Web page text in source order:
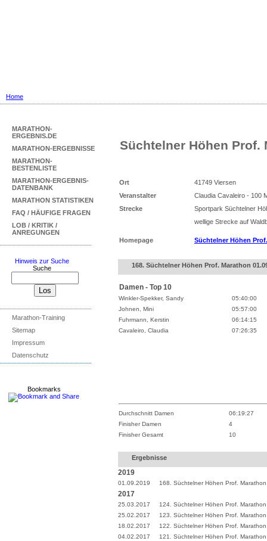
Home
MARATHON-
ERGEBNIS.DE
MARATHON-ERGEBNISSE
MARATHON-
BESTENLISTE
MARATHON-ERGEBNIS-
DATENBANK
MARATHON STATISTIKEN
FAQ / HÄUFIGE FRAGEN
LOB / KRITIK /
ANREGUNGEN
Hinweis zur Suche
Suche
Marathon-Training
Sitemap
Impressum
Datenschutz
Bookmarks
Süchtelner Höhen Prof.
Ort
41749 Viersen
Veranstalter
Claudia Cavaleiro - 100
Strecke
Sportpark Süchtelner
wellige Strecke auf
Homepage Süchtelner Höhen
168. Süchtelner Höhen Prof. Marathon
Damen - Top 10
Winkler-Spekker, Sandy
05:40:00
Johnen, Mini
05:57:00
Fuhrmann, Kerstin
06:14:15
Cavaleiro, Claudia
07:26:35
Durchschnitt Damen
06:19:27
Finisher Damen
4
Finisher Gesamt
10
Ergebnisse
2019
01.09.2019 168. Süchtelner Höhen Prof. Marathon
2017
25.03.2017
124. Süchtelner Höhen Prof. Marathon
25.02.2017
123. Süchtelner Höhen Prof. Marathon
18.02.2017
122. Süchtelner Höhen Prof. Marathon
04.02.2017
121. Süchtelner Höhen Prof. Marathon